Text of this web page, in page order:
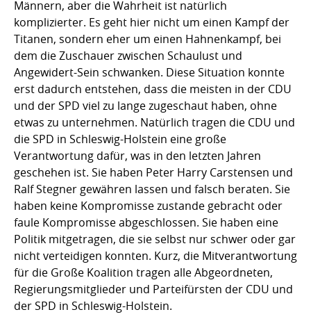
Männern, aber die Wahrheit ist natürlich
komplizierter. Es geht hier nicht um einen Kampf der
Titanen, sondern eher um einen Hahnenkampf, bei
dem die Zuschauer zwischen Schaulust und
Angewidert-Sein schwanken. Diese Situation konnte
erst dadurch entstehen, dass die meisten in der CDU
und der SPD viel zu lange zugeschaut haben, ohne
etwas zu unternehmen. Natürlich tragen die CDU und
die SPD in Schleswig-Holstein eine große
Verantwortung dafür, was in den letzten Jahren
geschehen ist. Sie haben Peter Harry Carstensen und
Ralf Stegner gewähren lassen und falsch beraten. Sie
haben keine Kompromisse zustande gebracht oder
faule Kompromisse abgeschlossen. Sie haben eine
Politik mitgetragen, die sie selbst nur schwer oder gar
nicht verteidigen konnten. Kurz, die Mitverantwortung
für die Große Koalition tragen alle Abgeordneten,
Regierungsmitglieder und Parteifürsten der CDU und
der SPD in Schleswig-Holstein.